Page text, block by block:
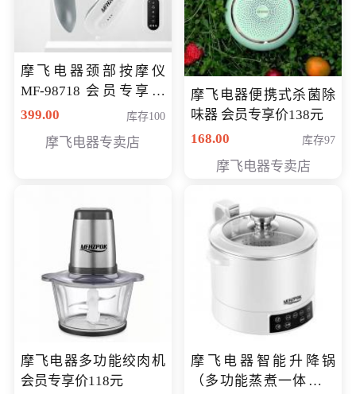
摩飞电器颈部按摩仪
MF-98718 会员专享价
299元
399.00 库存100
摩飞电器专卖店
摩飞电器便携式杀菌除
味器 会员专享价138元
168.00
库存97
摩飞电器专卖店
摩飞电器多功能绞肉机
会员专享价118元
摩飞电器智能升降锅
（多功能蒸煮一体锅）